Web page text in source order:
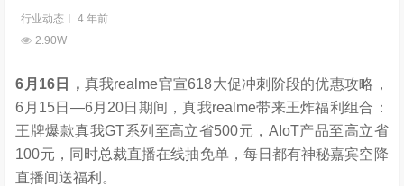
行业动态
4 年前
2.90W
6 月 16 日， 真我realme官宣618大促冲刺阶段的优惠攻略，
6月15日—6月20日期间，真我realme带来王炸福利组合：
王牌爆款真我GT系列至高立省500元，AIoT产品至高立省
100元，同时总裁直播在线抽免单，每日都有神秘嘉宾空降
直播间送福利。